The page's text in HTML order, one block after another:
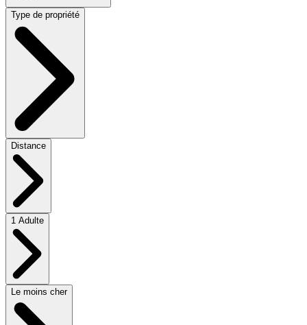
Type de propriété
Distance
1 Adulte
Le moins cher